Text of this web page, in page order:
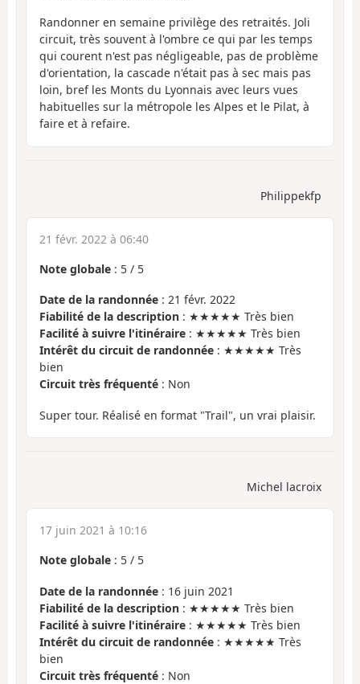
Randonner en semaine privilège des retraités. Joli
circuit, très souvent à l'ombre ce qui par les temps
qui courent n'est pas négligeable, pas de problème
d'orientation, la cascade n'était pas à sec mais pas
loin, bref les Monts du Lyonnais avec leurs vues
habituelles sur la métropole les Alpes et le Pilat, à
faire et à refaire.
Philippekfp
21 févr. 2022 à 06:40
Note globale : 5 / 5
Date de la randonnée : 21 févr. 2022
Fiabilité de la description : ★★★★★ Très bien
Facilité à suivre l'itinéraire : ★★★★★ Très bien
Intérêt du circuit de randonnée : ★★★★★ Très
bien
Circuit très fréquenté : Non
Super tour. Réalisé en format "Trail", un vrai plaisir.
Michel lacroix
17 juin 2021 à 10:16
Note globale : 5 / 5
Date de la randonnée : 16 juin 2021
Fiabilité de la description : ★★★★★ Très bien
Facilité à suivre l'itinéraire : ★★★★★ Très bien
Intérêt du circuit de randonnée : ★★★★★ Très
bien
Circuit très fréquenté : Non